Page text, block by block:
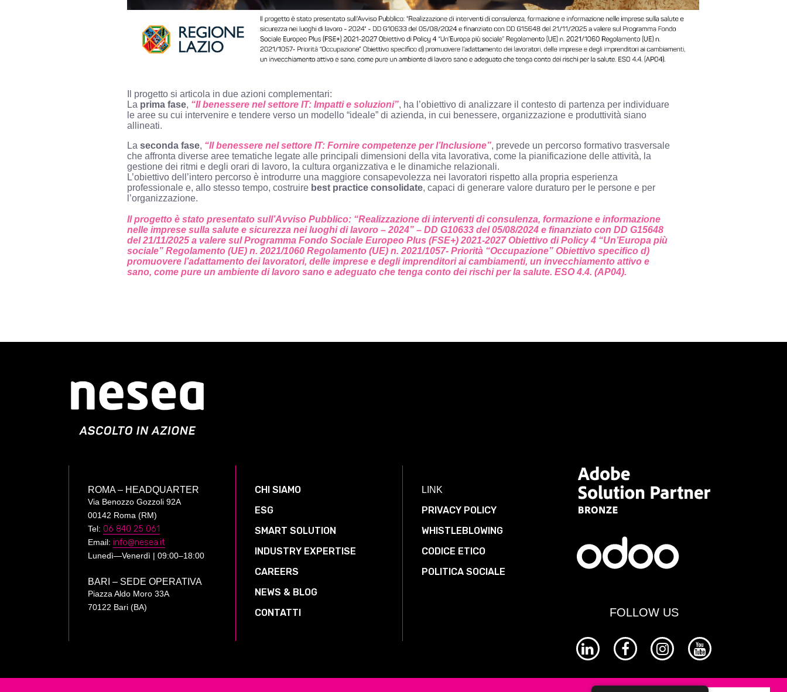
Il progetto si articola in due azioni complementari:
La prima fase, “Il benessere nel settore IT: Impatti e soluzioni”, ha l’obiettivo di analizzare il contesto di partenza per individuare
le aree su cui intervenire e tendere verso un modello “ideale” di azienda, in cui benessere, organizzazione e produttività siano
allineati.
La seconda fase, “Il benessere nel settore IT: Fornire competenze per l’Inclusione”, prevede un percorso formativo trasversale
che affronta diverse aree tematiche legate alle principali dimensioni della vita lavorativa, come la pianificazione delle attività, la
gestione dei ritmi e degli orari di lavoro, la cultura organizzativa e le dinamiche relazionali.
L’obiettivo dell’intero percorso è introdurre una maggiore consapevolezza nei lavoratori rispetto alla propria esperienza
professionale e, allo stesso tempo, costruire best practice consolidate, capaci di generare valore duraturo per le persone e per
l’organizzazione.
Il progetto è stato presentato sull’Avviso Pubblico: “Realizzazione di interventi di consulenza, formazione e informazione
nelle imprese sulla salute e sicurezza nei luoghi di lavoro – 2024” – DD G10633 del 05/08/2024 e finanziato con DD G15648
del 21/11/2025 a valere sul Programma Fondo Sociale Europeo Plus (FSE+) 2021-2027 Obiettivo di Policy 4 “Un’Europa più
sociale” Regolamento (UE) n. 2021/1060 Regolamento (UE) n. 2021/1057- Priorità “Occupazione” Obiettivo specifico d)
promuovere l’adattamento dei lavoratori, delle imprese e degli imprenditori ai cambiamenti, un invecchiamento attivo e
sano, come pure un ambiente di lavoro sano e adeguato che tenga conto dei rischi per la salute. ESO 4.4. (AP04).
ROMA – HEADQUARTER
Via Benozzo Gozzoli 92A
00142 Roma (RM)
Tel: 06 840 25 061
Email: info@nesea.it
Lunedì—Venerdì | 09:00–18:00
BARI – SEDE OPERATIVA
Piazza Aldo Moro 33A
70122 Bari (BA)
CHI SIAMO
ESG
SMART SOLUTION
INDUSTRY EXPERTISE
CAREERS
NEWS & BLOG
CONTATTI
LINK
PRIVACY POLICY
WHISTLEBLOWING
CODICE ETICO
POLITICA SOCIALE
FOLLOW US